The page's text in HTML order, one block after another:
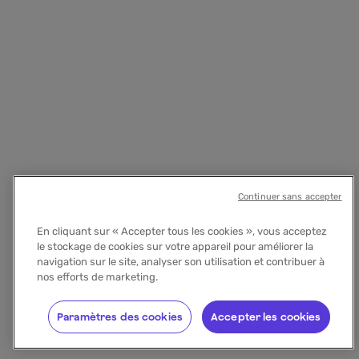
En cliquant sur « Accepter tous les cookies », vous acceptez
le stockage de cookies sur votre appareil pour améliorer la
navigation sur le site, analyser son utilisation et contribuer à
nos efforts de marketing.
Accepter les cookies
Paramètres des cookies
Continuer sans accepter